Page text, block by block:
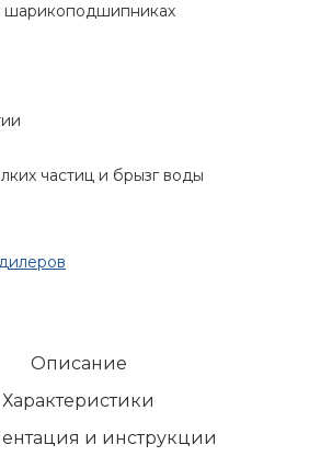
шарикоподшипниках
частиц и брызг воды
Описание
Характеристики
и инструкции